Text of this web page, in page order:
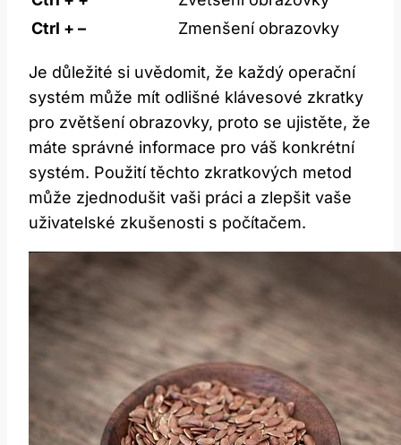
Ctrl + –
Zmenšení obrazovky
Je důležité si uvědomit,⁢ že každý operační
systém může mít odlišné klávesové zkratky
pro zvětšení obrazovky, proto se ujistěte, že⁣
máte správné informace pro váš⁢ konkrétní
systém. Použití‌ těchto zkratkových metod
může zjednodušit vaši práci a zlepšit⁢ vaše
uživatelské zkušenosti s počítačem.